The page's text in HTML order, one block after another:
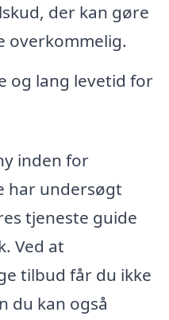
der kan gøre
overkommelig.
og lang levetid for
inden for
har undersøgt
tjeneste guide
Ved at
tilbud får du ikke
du kan også